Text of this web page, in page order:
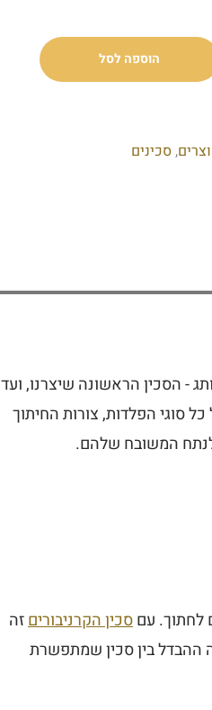
הוספה לסל
,סכינים
- הסכין הראשונה שיצרנו, ועד
סוגי הפלדות, צורות החיתוך
המשובח שלהם.
לחתוך. עםסכין הקרניבוריםזה
ההבדל בין סכין שמתפשרת